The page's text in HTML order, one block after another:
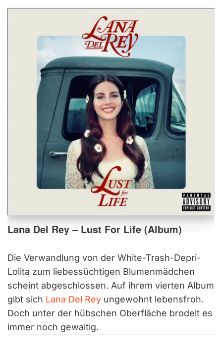
Lana Del Rey – Lust For Life (Album)
Die Verwandlung von der White-Trash-Depri-
Lolita zum liebessüchtigen Blumenmädchen
scheint abgeschlossen. Auf ihrem vierten Album
gibt sich Lana Del Rey ungewohnt lebensfroh.
Doch unter der hübschen Oberfläche brodelt es
immer noch gewaltig.